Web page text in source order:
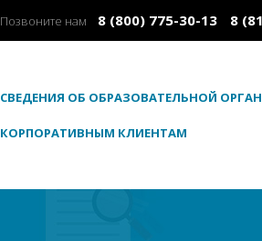
Позвоните нам 8 (800) 775-30-13 8
СВЕДЕНИЯ ОБ ОБРАЗОВАТЕЛЬНОЙ
КОРПОРАТИВНЫМ КЛИЕНТАМ